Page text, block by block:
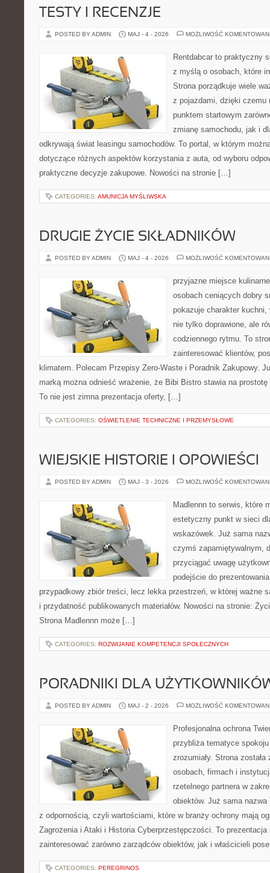
TESTY I RECENZJE
POSTED BY ADMIN MAJ - 4 - 2026 MOŻLIWOŚĆ
Rentdabcar to praktyczny
z myślą o osobach, które
Strona porządkuje wiele
z pojazdami, dzięki czemu
punktem startowym
zmianę samochodu, jak i
odkrywają świat leasingu samochodów. To portal, w którym
dotyczące różnych aspektów korzystania z auta, od wyboru
praktyczne decyzje zakupowe. Nowości na stronie […]
CATEGORIES: AMUNICJA MYŚLIWSKA
DRUGIE ŻYCIE SKŁADNIKÓW
POSTED BY ADMIN MAJ - 4 - 2026 MOŻLIWOŚĆ
przyjazne miejsce
osobach ceniących dobry
pokazuje charakter
nie tylko doprawione, ale
codziennego rytmu. To
zainteresować klientów,
klimatem. Polecam Przepisy Zero-Waste i Poradnik Zakupowy.
marką można odnieść wrażenie, że Bibi Bistro stawia na prostotę
To nie jest zimna prezentacja oferty, […]
CATEGORIES: OŚWIETLENIE TECHNICZNE I PRZEMYSŁOWE
WIEJSKIE HISTORIE I OPOWIEŚCI
POSTED BY ADMIN MAJ - 3 - 2026 MOŻLIWOŚĆ
Madlennn to serwis, które
estetyczny punkt w sieci
wskazówek. Już sama
czymś zapamiętywalnym,
przyciągać uwagę
podejście do
przypadkowy zbiór treści, lecz lekka przestrzeń, w której ważne
i przydatność publikowanych materiałów. Nowości na stronie:
Strona Madlennn może […]
CATEGORIES: ROZWIJANIE KOMPETENCJI SPOŁECZNYCH
PORADNIKI DLA
POSTED BY ADMIN MAJ - 2 - 2026 MOŻLIWOŚĆ
Profesjonalna ochrona
przybliża tematyce
zrozumiały. Strona
osobach, firmach i
rzetelnego partnera w
obiektów. Już sama nazwa
z odpornością, czyli wartościami, które w branży ochrony mają
Zagrożenia i Ataki i Historia Cyberprzestępczości. To
zainteresować zarówno zarządców obiektów, jak i właścicieli
CATEGORIES: PEREGRINOS